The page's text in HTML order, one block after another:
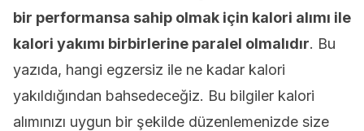
bir performansa sahip olmak için kalori alımı ile
kalori yakımı birbirlerine paralel olmalıdır. Bu
yazıda, hangi egzersiz ile ne kadar kalori
yakıldığından bahsedeceğiz. Bu bilgiler kalori
alımınızı uygun bir şekilde düzenlemenizde size